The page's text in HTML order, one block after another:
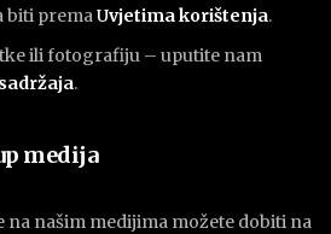
biti premaUvjetima korištenja.
ili fotografiju – uputite nam
.
medija
na našim medijima možete dobiti na